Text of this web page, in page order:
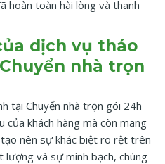
hoàn toàn hài lòng và thanh
dịch vụ tháo
nhà trọn
tại Chuyển nhà trọn gói 24h
của khách hàng mà còn mang
nên sự khác biệt rõ rệt trên
và sự minh bạch, chúng